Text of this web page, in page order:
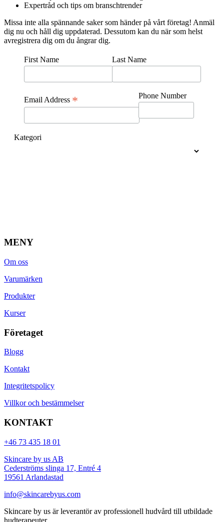
Expertråd och tips om branschtrender
Missa inte alla spännande saker som händer på vårt företag! Anmäl
dig nu och håll dig uppdaterad. Dessutom kan du när som helst
avregistrera dig om du ångrar dig.
First Name Last Name
Email Address * Phone Number
Kategori
MENY
Om oss
Varumärken
Produkter
Kurser
Företaget
Blogg
Kontakt
Integritetspolicy
Villkor och bestämmelser
KONTAKT
+46 73 435 18 01
Skincare by us AB
Cederströms slinga 17, Entré 4
19561 Arlandastad
info@skincarebyus.com
Skincare by us är leverantör av professionell hudvård till utbildade
hudterapeuter.